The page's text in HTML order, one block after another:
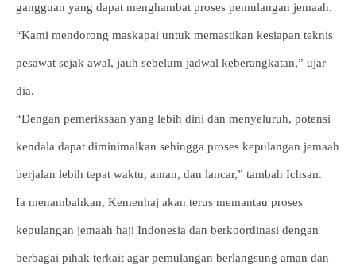
gangguan yang dapat menghambat proses pemulangan jemaah.
“Kami mendorong maskapai untuk memastikan kesiapan teknis
pesawat sejak awal, jauh sebelum jadwal keberangkatan,” ujar
dia.
“Dengan pemeriksaan yang lebih dini dan menyeluruh, potensi
kendala dapat diminimalkan sehingga proses kepulangan jemaah
berjalan lebih tepat waktu, aman, dan lancar,” tambah Ichsan.
Ia menambahkan, Kemenhaj akan terus memantau proses
kepulangan jemaah haji Indonesia dan berkoordinasi dengan
berbagai pihak terkait agar pemulangan berlangsung aman dan